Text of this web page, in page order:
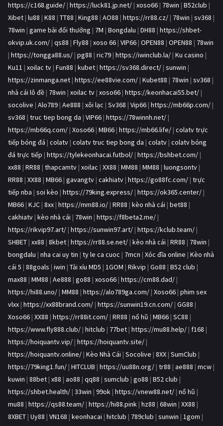
https://c168.guide/ | https://luck81.jp.net/ | xoso66 | 78win | B52club |
Xibet | lu88 | K88 | TT88 | King88 | AO88 | https://rr88.cz/ | 78win | sv368 |
78win | game bài đổi thưởng | 7M | Bongdalu | DH88 | https://shbet-
okvip.uk.com/ | qs88 | Fly88 | xoso 66 | VIP66 | OPEN88 | OPEN88 | 78win
| https://tongga88.us/ | pg88 | ric79 | https://iwinclub.la/ | Ku casino |
Ku11 | xoilac tv | Fun88 | kubet | https://sv368.direct/ | sunwin |
https://zinmanga.net | https://ee88vie.com/ | Kubet88 | 78win | sv368 |
nhà cái lô đề | 78win | xoilac tv | xoso66 | https://keonhacai55.bet/ |
socolive | Alo789 | Ae888 | xôi lạc | Sv368 | Vip66 | https://mb66p.com/ |
sv368 | truc tiep bong da | VIP66 | https://78winnh.net/ |
https://mb66q.com/ | Xoso66 | MB66 | https://mb66.life/ | colatv trực
tiếp bóng đá | colatv | colatv truc tiep bong da | colatv | colatv bóng
đá trực tiếp | https://tylekeonhacai.futbol/ | https://bshbet.com/ |
xx88 | RR88 | thapcamtv | xoilac | XX88 | MM88 | MM88 | luongsontv |
RR88 | XX88 | MB66 | gavangtv | cakhiatv | https://go88fc.com/ | trực
tiếp nba | soi kèo | https://79king.express/ | https://ok365.center/ |
MB66 | KJC | 8xx | https://mm88.io/ | RR88 | kèo nhà cái | bet88 |
cakhiatv | kèo nhà cái | 78win | https://f8beta2.me/ |
https://rikvip97.art/ | https://sunwin97.art/ | https://kclub.team/ |
SHBET | xx88 | 8kbet | https://rr88.se.net/ | kèo nhà cái | RR88 | 78win |
bongdalu | nha cai uy tin | ty le ca cuoc | 7mcn | Xóc đĩa online | Kèo nhà
cái 5 | 88goals | iwin | Tài xỉu MD5 | 1GOM | Rikvip | Go88 | B52 club |
max88 | MM88 | Ae888 | go88 | xoso66 | https://cm88.dad/ |
https://hi88.uno/ | MM88 | https://alo789ga.com/ | Xoso66 | phim sex
vlxx | https://xx88brand.com/ | https://sunwin19.cn.com/ | GG88 |
Xoso66 | XX88 | https://rr88it.com/ | RR88 | nổ hũ | MB66 | SC88 |
https://www.fly888.club/ | hitclub | 77bet | https://mu88.help/ | f168 |
https://hoiquantv.vip/ | https://hoiquantv.site/ |
https://hoiquantv.online/ | Kèo Nhà Cái | Socolive | 8XX | SumClub |
https://79king1.fun/ | HITCLUB | https://uu88n.org/ | tr88 | ae888 | mcw |
kuwin | 88bet | x88 | ao88 | qq88 | sumclub | go88 | B52 club |
https://shbet.health/ | 33win | 99ok | https://vnew88.net/ | nổ hũ |
mu88 | https://qs88.team/ | https://hi88.pink | hz88 | 68win | XX88 |
8XBET | Uy88 | VN168 | keonhacai | hitclub | 789club | sunwin | 1gom |